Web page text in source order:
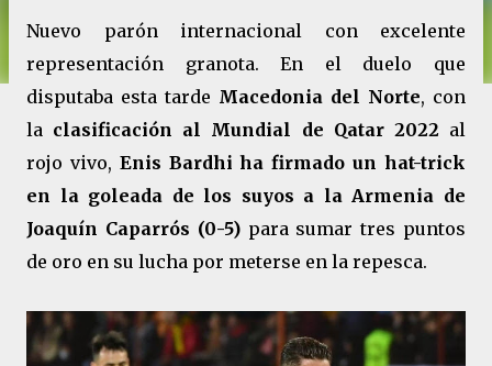
Nuevo parón internacional con excelente
representación granota. En el duelo que
disputaba esta tarde Macedonia del Norte, con
la clasificación al Mundial de Qatar 2022 al
rojo vivo, Enis Bardhi ha firmado un hat-trick
en la goleada de los suyos a la Armenia de
Joaquín Caparrós (0-5)para sumar tres puntos
de oro en su lucha por meterse en la repesca.